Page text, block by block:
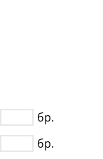
бр.
бр.